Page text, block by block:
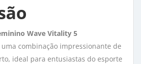
Wave Vitality 5
combinação impressionante de
ideal para entusiastas do esporte